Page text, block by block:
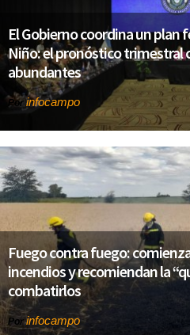
El Gobierno coordina un plan
Niño: el pronóstico trimestral
abundantes
Por infocampo
Fuego contra fuego:
incendios y recomiendan la
combatirlos
Porinfocampo